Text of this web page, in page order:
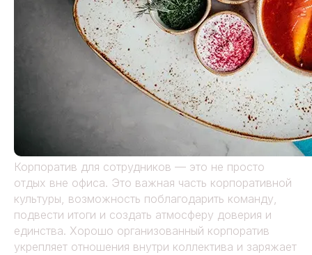
Корпоратив для сотрудников — это не просто
отдых вне офиса. Это важная часть корпоративной
культуры, возможность поблагодарить команду,
подвести итоги и создать атмосферу доверия и
единства. Хорошо организованный корпоратив
укрепляет отношения внутри коллектива и заряжает